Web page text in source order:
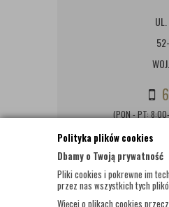
Polityka plików cookies
Dbamy o Twoją prywatność
Pliki cookies i pokrewne im
przez nas wszystkich tych
Więcej o plikach cookies
(PON - PT: